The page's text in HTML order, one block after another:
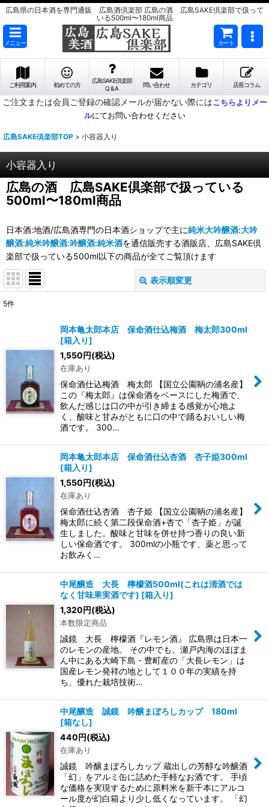
広島県の日本酒を専門通販 広島酒倶楽部 広島の酒 広島SAKE倶楽部で扱って
いる500ml〜180ml商品
メニュー カート
ご利用案内 初めての方
広島SAKE倶楽部
Q & A
問い合わせ カテゴリ 店長コラム
ご注文または会員ご登録の確認メールが届かない際にはこちらよりメー
ルにてお問い合わせください
広島SAKE倶楽部TOP > 小容器入り
小容器入り
広島の酒 広島SAKE倶楽部で扱っている
500ml〜180ml商品
日本酒:地酒/広島酒専門の日本酒ショップで主に純米大吟醸酒:大吟
醸酒:純米吟醸酒:吟醸酒:純米酒を通信販売する酒販店、広島SAKE倶
楽部で扱っている500ml以下の商品が全てご覧頂けます
表示順変更
並び順
絞り込む
5件
岡本亀太郎本店 保命酒仕込梅酒 梅太郎300ml
[箱入り]
1,550円(税込)
在庫あり
保命酒仕込梅酒 梅太郎 【国立公園鞆の浦名産】
この『梅太郎』は保命酒をベースにした梅酒で、
飲んだ感じは口の中が引き締まる感覚が心地よ
く、酸味と甘みがともに口の中で踊るおいしい梅
酒です。 300…
岡本亀太郎本店 保命酒仕込杏酒 杏子姫300ml
[箱入り]
1,550円(税込)
在庫あり
保命酒仕込杏酒 杏子姫 【国立公園鞆の浦名産】
梅太郎に続く第二段保命酒+杏で「杏子姫」が誕
生しました。酸味と甘味を併せ持つ香りの良い新
しい保命酒です。 300mlの小瓶です、薬と思って
お飲みく…
中尾醸造 大長 檸檬酒500ml(これは清酒では
なく甘味果実酒です) [箱入り]
1,320円(税込)
本数限定商品
誠鏡 大長 檸檬酒『レモン酒』 広島県は日本一
のレモンの産地。 その中でも、瀬戸内海のほぼま
ん中にある大崎下島・豊町産の「大長レモン」は
国産レモン発祥の地として１００年の実績を持
ち、優れた栽培技術…
中尾醸造 誠鏡 吟醸まぼろしカップ 180ml
[箱なし]
440円(税込)
在庫あり
誠鏡 吟醸まぼろしカップ 蔵出しの芳醇な吟醸酒
「幻」をアルミ缶に詰めた手軽なお酒です。 手頃
な価格を実現するために原料米を新千本にアルコ
ール度が幻白箱より少し低くなっています。 「幻